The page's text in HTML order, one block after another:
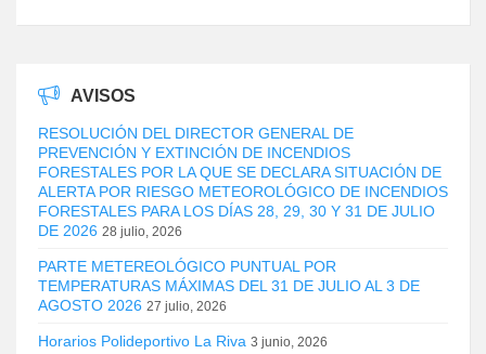
AVISOS
RESOLUCIÓN DEL DIRECTOR GENERAL DE
PREVENCIÓN Y EXTINCIÓN DE INCENDIOS
FORESTALES POR LA QUE SE DECLARA SITUACIÓN DE
ALERTA POR RIESGO METEOROLÓGICO DE INCENDIOS
FORESTALES PARA LOS DÍAS 28, 29, 30 Y 31 DE JULIO
DE 2026 28 julio, 2026
PARTE METEREOLÓGICO PUNTUAL POR
TEMPERATURAS MÁXIMAS DEL 31 DE JULIO AL 3 DE
AGOSTO 2026 27 julio, 2026
Horarios Polideportivo La Riva 3 junio, 2026